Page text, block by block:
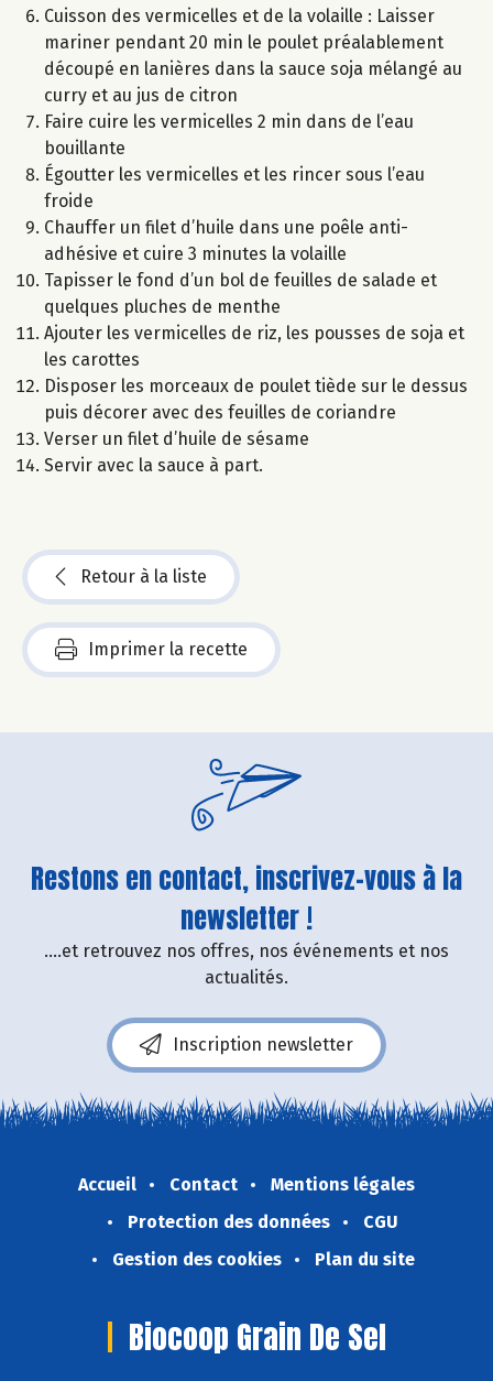
Cuisson des vermicelles et de la volaille : Laisser
mariner pendant 20 min le poulet préalablement
découpé en lanières dans la sauce soja mélangé au
curry et au jus de citron
Faire cuire les vermicelles 2 min dans de l’eau
bouillante
Égoutter les vermicelles et les rincer sous l’eau
froide
Chauffer un filet d’huile dans une poêle anti-
adhésive et cuire 3 minutes la volaille
Tapisser le fond d’un bol de feuilles de salade et
quelques pluches de menthe
Ajouter les vermicelles de riz, les pousses de soja et
les carottes
Disposer les morceaux de poulet tiède sur le dessus
puis décorer avec des feuilles de coriandre
Verser un filet d’huile de sésame
Servir avec la sauce à part.
Retour à la liste
Imprimer la recette
Restons en contact, inscrivez-vous à la
newsletter !
....et retrouvez nos offres, nos événements et nos
actualités.
Inscription newsletter
Accueil Contact
Mentions légales
Protection des données
CGU
Gestion des cookies
Plan du site
Biocoop Grain De Sel